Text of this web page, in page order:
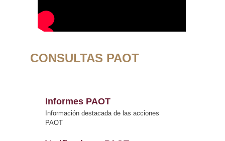
CONSULTAS PAOT
Informes PAOT
Información destacada de las acciones
PAOT